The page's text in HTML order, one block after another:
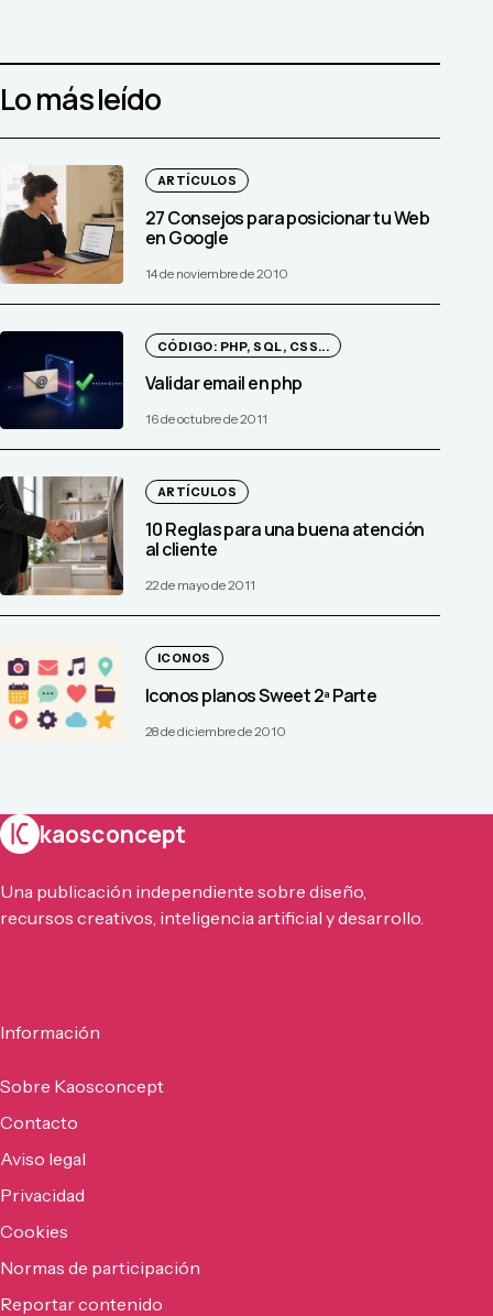
Lo más leído
ARTÍCULOS
27 Consejos para posicionar tu Web
en Google
14 de noviembre de 2010
CÓDIGO: PHP, SQL, CSS...
Validar email en php
16 de octubre de 2011
ARTÍCULOS
10 Reglas para una buena atención
al cliente
22 de mayo de 2011
ICONOS
Iconos planos Sweet 2ª Parte
28 de diciembre de 2010
kaosconcept
Una publicación independiente sobre diseño,
recursos creativos, inteligencia artificial y desarrollo.
Información
Sobre Kaosconcept
Contacto
Aviso legal
Privacidad
Cookies
Normas de participación
Reportar contenido